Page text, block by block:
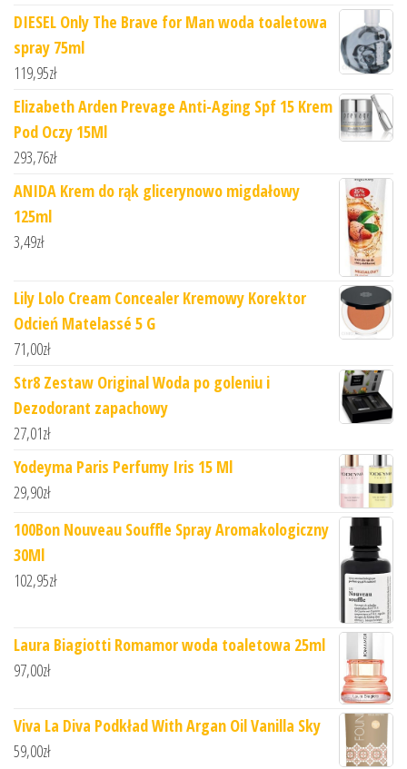
DIESEL Only The Brave for Man woda toaletowa
spray 75ml
119,95zł
Elizabeth Arden Prevage Anti-Aging Spf 15 Krem
Pod Oczy 15Ml
293,76zł
ANIDA Krem do rąk glicerynowo migdałowy
125ml
3,49zł
Lily Lolo Cream Concealer Kremowy Korektor
Odcień Matelassé 5 G
71,00zł
Str8 Zestaw Original Woda po goleniu i
Dezodorant zapachowy
27,01zł
Yodeyma Paris Perfumy Iris 15 Ml
29,90zł
100Bon Nouveau Souffle Spray Aromakologiczny
30Ml
102,95zł
Laura Biagiotti Romamor woda toaletowa 25ml
97,00zł
Viva La Diva Podkład With Argan Oil Vanilla Sky
59,00zł